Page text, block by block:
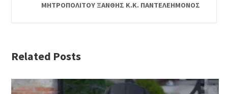
ΜΗΤΡΟΠΟΛΙΤΟΥ ΞΑΝΘΗΣ Κ.Κ. ΠΑΝΤΕΛΕΗΜΟΝΟΣ
Related Posts